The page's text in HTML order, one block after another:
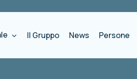
Il Gruppo News Persone